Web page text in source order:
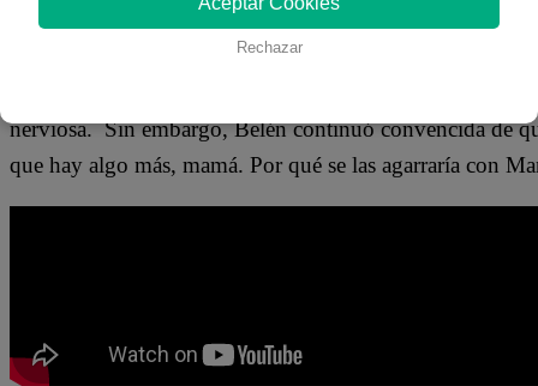
se la agarró horrible con la familia de Salvador. En
nerviosa. Sin embargo, Belén continuó convencida de
que hay algo más, mamá. Por qué se las agarraría con
Rechazar